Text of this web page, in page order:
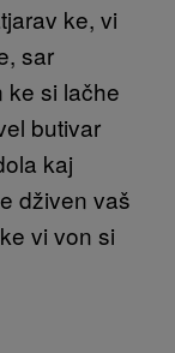
ke, vi
sar
ke si lačhe
butivar
kaj
dživen vaš
vi von si